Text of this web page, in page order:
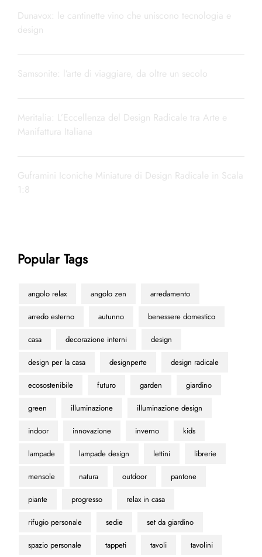
Dunavox: le cantinette vino che uniscono tecnologia e
design
Samsonite: l’arte di viaggiare, da oltre un secolo
Meritalia: L’Eccellenza del Design Radicale tra Arte e
Manifattura Italiana
Guframini Iconiche Miniature di Design Radicale in Scala
1:8
Popular Tags
angolo relax angolo zen arredamento
arredo esterno autunno benessere domestico
casa decorazione interni design
design per la casa designperte design radicale
ecosostenibile futuro garden giardino
green illuminazione illuminazione design
indoor innovazione inverno kids
lampade lampade design lettini librerie
mensole natura outdoor pantone
piante progresso relax in casa
rifugio personale sedie set da giardino
spazio personale tappeti tavoli tavolini